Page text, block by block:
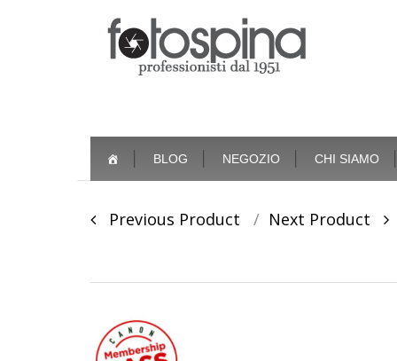
content
BLOG NEGOZIO CHI SIAMO
Post
Previous Product Next Product